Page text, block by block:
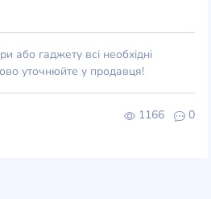
або гаджету всі необхідні
уточнюйте у продавця!
1166 0